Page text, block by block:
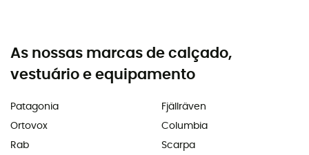
As nossas marcas de calçado,
vestuário e equipamento
Patagonia
Ortovox
Rab
Fjällräven
Columbia
Scarpa